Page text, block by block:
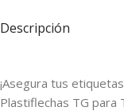
Descripción
¡Asegura tus
Plastiflechas TG para